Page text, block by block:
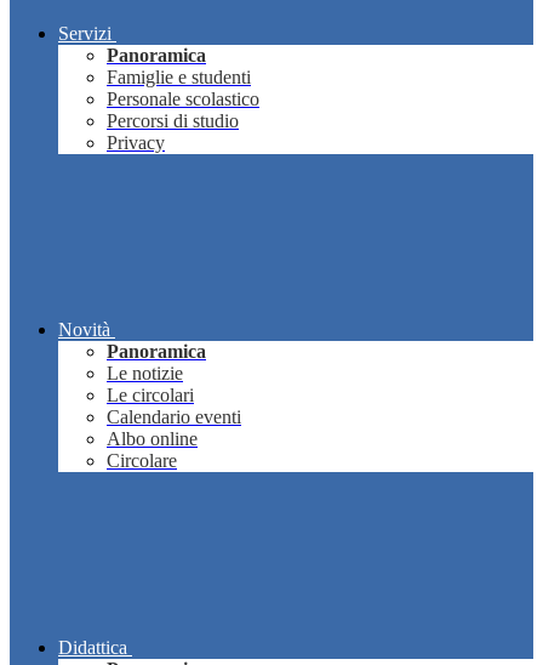
Servizi
Panoramica
Famiglie e studenti
Personale scolastico
Percorsi di studio
Privacy
Novità
Panoramica
Le notizie
Le circolari
Calendario eventi
Albo online
Circolare
Didattica